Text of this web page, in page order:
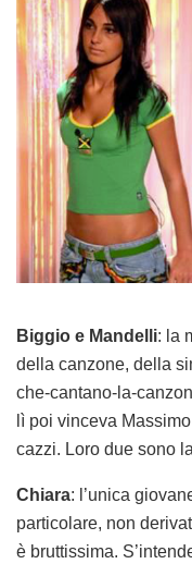
Biggio e Mandelli: la
della canzone, della
che-cantano-la-
lì poi vinceva
cazzi. Loro due sono
Chiara: l’unica
particolare, non
è bruttissima.